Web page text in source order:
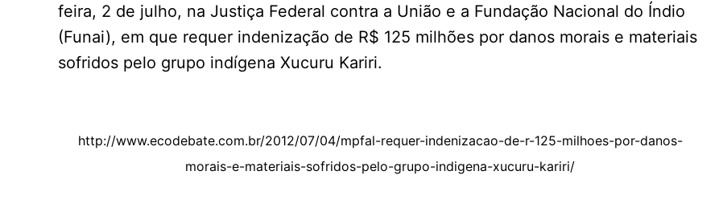
feira, 2 de julho, na Justiça Federal contra a União e a Fundação Nacional do Índio
(Funai), em que requer indenização de R$ 125 milhões por danos morais e materiais
sofridos pelo grupo indígena Xucuru Kariri.
http://www.ecodebate.com.br/2012/07/04/mpfal-requer-indenizacao-de-r-125-milhoes-por-danos-
morais-e-materiais-sofridos-pelo-grupo-indigena-xucuru-kariri/